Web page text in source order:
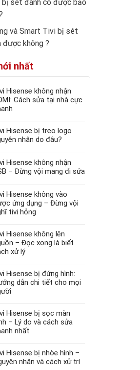
bị sét đánh có được bảo
và Smart Tivi bị sét
được không ?
nhất
Hisense không nhận
Cách sửa tại nhà cực
Hisense bị treo logo
nhân do đâu?
Hisense không nhận
– Đừng vội mang đi sửa
Hisense không vào
ứng dụng – Đừng vội
tivi hỏng
Hisense không lên
– Đọc xong là biết
xử lý
Hisense bị đứng hình:
dẫn chi tiết cho mọi
Hisense bị sọc màn
– Lý do và cách sửa
nhất
Hisense bị nhòe hình –
nhân và cách xử trí